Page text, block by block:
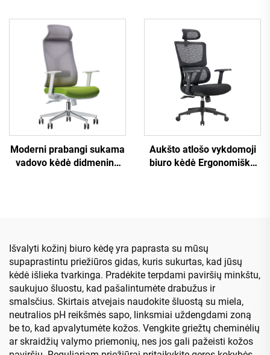
tinklinė biuro kėdė
patogiai kompiuterio stalo
kėdei biure.
kompiuterio baldų
plastikinė ergonomiška
biuro kėdė darbuotojų
vadovo kėdė.
Moderni prabangi sukama
vadovo kėdė didmeninė
Aukšto atlošo vykdomoji
biuro kėdė Ergonomiška
Išvalyti kožinį biuro kėdę yra paprasta su mūsų
supaprastintu priežiūros gidas, kuris sukurtas, kad jūsų
kėdė išlieka tvarkinga. Pradėkite terpdami paviršių minkštu,
saukujuo šluostu, kad pašalintumėte drabužus ir
smalsčius. Skirtais atvejais naudokite šluostą su miela,
neutralios pH reikšmės sapo, linksmiai uždengdami zoną
be to, kad apvalytumėte kožos. Vengkite griežtų cheminėlių
ar skraidžių valymo priemonių, nes jos gali pažeisti kožos